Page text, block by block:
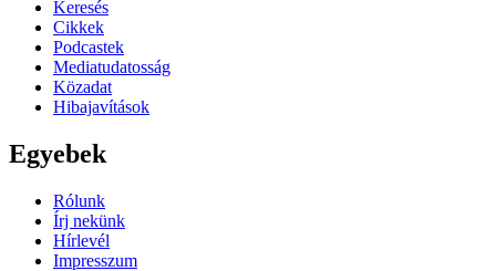
Keresés
Cikkek
Podcastek
Mediatudatosság
Közadat
Hibajavítások
Egyebek
Rólunk
Írj nekünk
Hírlevél
Impresszum